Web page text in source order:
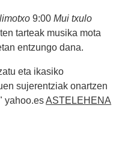
9:00Mui txulo
tarteak musika mota
entzungo dana.
eta ikasiko
sujerentziak onartzen
yahoo.esASTELEHENA